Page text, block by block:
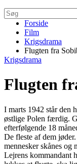
Forside
Film
Krigsdrama
Flugten fra
Krigsdrama
Flugten
I marts 1942 står den
østlige Polen færdig.
efterfølgende 18
De fleste af dem
mennesker skånes og
Lejrens kommandant